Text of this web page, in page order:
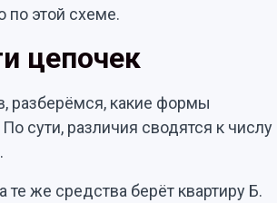
по этой схеме.
цепочек
разберёмся, какие формы
сути, различия сводятся к числу
те же средства берёт квартиру Б.